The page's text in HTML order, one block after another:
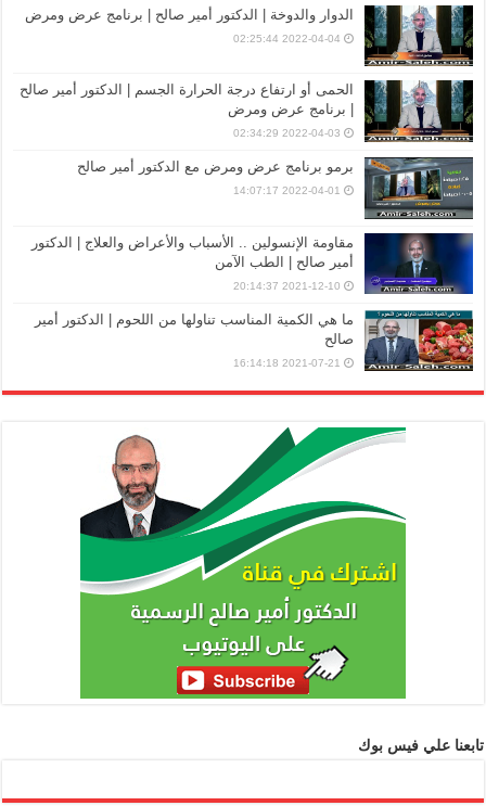
الدوار والدوخة | الدكتور أمير صالح | برنامج عرض ومرض
2022-04-04 02:25:44
الحمى أو ارتفاع درجة الحرارة الجسم | الدكتور أمير صالح
| برنامج عرض ومرض
2022-04-03 02:34:29
برمو برنامج عرض ومرض مع الدكتور أمير صالح
2022-04-01 14:07:17
مقاومة الإنسولين .. الأسباب والأعراض والعلاج | الدكتور
أمير صالح | الطب الآمن
2021-12-10 20:14:37
ما هي الكمية المناسب تناولها من اللحوم | الدكتور أمير
صالح
2021-07-21 16:14:18
تابعنا علي فيس بوك